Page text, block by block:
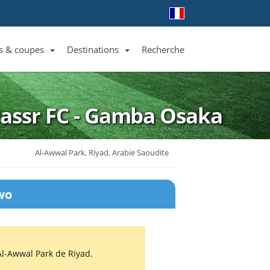
Liste des clubs et équipes
& coupes
Liste des ligues et coupes
Destinations
Toutes les destinations
Recherche
FC - Gamba Osaka
Al-Awwal Park, Riyad, Arabie Saoudite
Awwal Park de Riyad.